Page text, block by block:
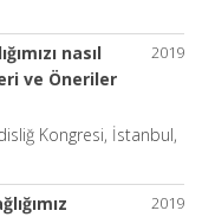
2019
nasıl
ve Öneriler
Kongresi, İstanbul,
2019